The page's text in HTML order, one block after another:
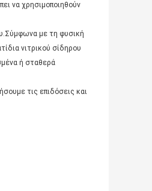
να χρησιμοποιηθούν
με τη φυσική
νιτρικού σίδηρου
ή σταθερά
τις επιδόσεις και